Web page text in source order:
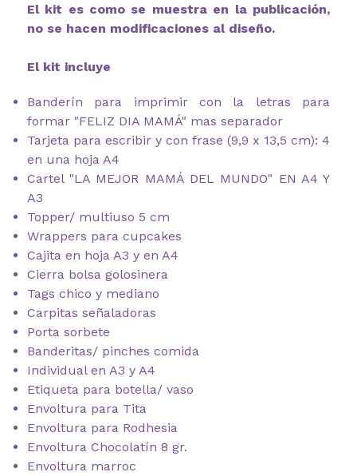
El kit es como se muestra en la publicación,
no se hacen modificaciones al diseño.
El kit incluye
Banderín para imprimir con la letras para
formar "FELIZ DIA MAMÁ" mas separador
Tarjeta para escribir y con frase (9,9 x 13,5 cm): 4
en una hoja A4
Cartel "LA MEJOR MAMÁ DEL MUNDO" EN A4 Y
A3
Topper/ multiuso 5 cm
Wrappers para cupcakes
Cajita en hoja A3 y en A4
Cierra bolsa golosinera
Tags chico y mediano
Carpitas señaladoras
Porta sorbete
Banderitas/ pinches comida
Individual en A3 y A4
Etiqueta para botella/ vaso
Envoltura para Tita
Envoltura para Rodhesia
Envoltura Chocolatín 8 gr.
Envoltura marroc